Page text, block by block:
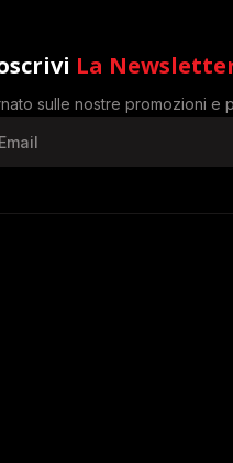
La
sulle nostre promozioni e